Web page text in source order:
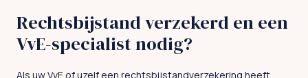
Rechtsbijstand verzekerd en een
VvE-specialist nodig?
Als uw VvE of uzelf een rechtsbijstandverzekering heeft,